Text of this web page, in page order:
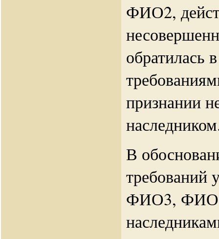
ФИО2,
обратилась
признании
В
требований
ФИО3,